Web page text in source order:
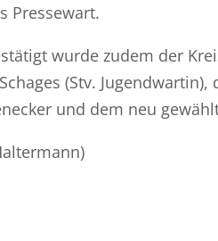
Pressewart.
wurde zudem der
(Stv.
und dem neu